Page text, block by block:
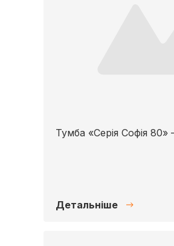
Тумба «Серія Софія
Детальніше